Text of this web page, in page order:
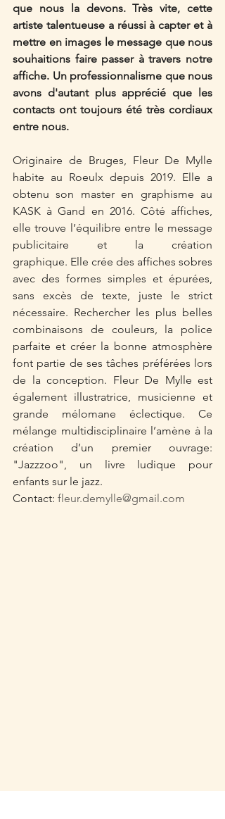
que nous la devons. Très vite, cette
artiste talentueuse a réussi à capter et à
mettre en images le message que nous
souhaitions faire passer à travers notre
affiche. Un professionnalisme que nous
avons d'autant plus apprécié que les
contacts ont toujours été très cordiaux
entre nous.
Originaire de Bruges, Fleur De Mylle
habite au Roeulx depuis 2019. Elle a
obtenu son master en graphisme au
KASK à Gand en 2016. Côté affiches,
elle trouve l’équilibre entre le message
publicitaire et la création
graphique. Elle crée des affiches sobres
avec des formes simples et épurées,
sans excès de texte, juste le strict
nécessaire. Rechercher les plus belles
combinaisons de couleurs, la police
parfaite et créer la bonne atmosphère
font partie de ses tâches préférées lors
de la conception. Fleur De Mylle est
également illustratrice, musicienne et
grande mélomane éclectique. Ce
mélange multidisciplinaire l’amène à la
création d’un premier ouvrage:
"Jazzzoo", un livre ludique pour
enfants sur le jazz.
Contact: fleur.demylle@gmail.com